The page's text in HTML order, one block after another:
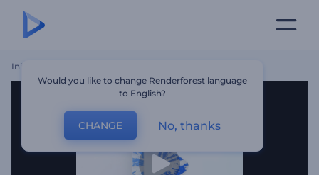
Inicio
Would you like to change Renderforest language
to English?
CHANGE No, thanks